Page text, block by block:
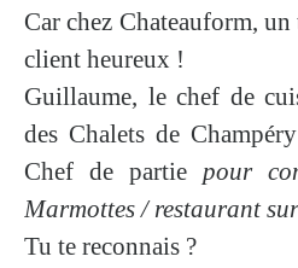
Car chez Chateauform, un
client heureux !
Guillaume, le chef de
des Chalets de
Chef de partie pour
Marmottes / restaurant
Tu te reconnais ?